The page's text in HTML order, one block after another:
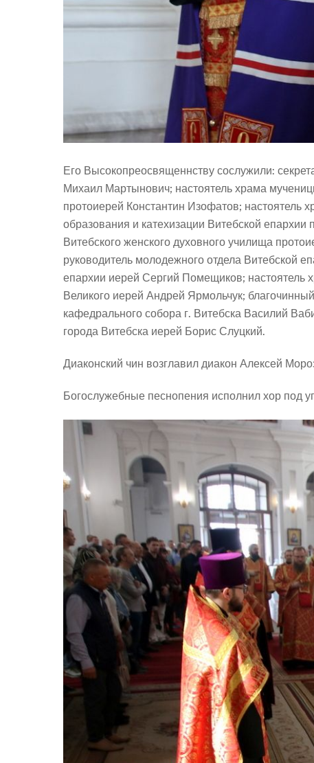
Его Высокопреосвященнству сослужили:
Михаил Мартынович; настоятель храма
протоиерей Константин Изофатов; настоятель
образования и катехизации Витебской
Витебского женского духовного училища
руководитель молодежного отдела Витебской
епархии иерей Сергий Помещиков; настоятель
Великого иерей Андрей Ярмольчук;
кафедрального собора г. Витебска Василий
города Витебска иерей Борис Слуцкий.
Диаконский чин возглавил диакон Алексей
Богослужебные песнопения исполнил хор под